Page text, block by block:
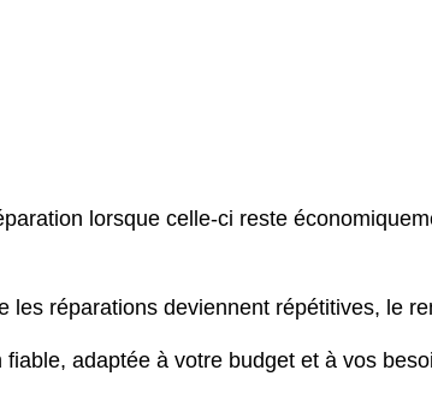
lorsque celle-ci reste
les réparations deviennent répétitives, le
adaptée à votre budget et à vos